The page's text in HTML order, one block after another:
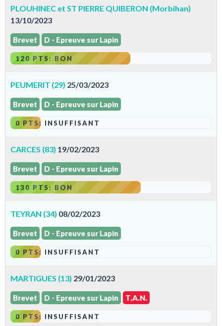
PLOUHINEC et ST PIERRE QUIBERON (Morbihan)
13/10/2023
Brevet D - Epreuve sur Lapin
120 PTS: BON
PEUMERIT (29) 25/03/2023
Brevet D - Epreuve sur Lapin
0 PTS: INSUFFISANT
CARCES (83) 19/02/2023
Brevet D - Epreuve sur Lapin
130 PTS: BON
TEYRAN (34) 08/02/2023
Brevet D - Epreuve sur Lapin
0 PTS: INSUFFISANT
MARTIGUES (13) 29/01/2023
Brevet D - Epreuve sur Lapin T.A.N.
0 PTS: INSUFFISANT